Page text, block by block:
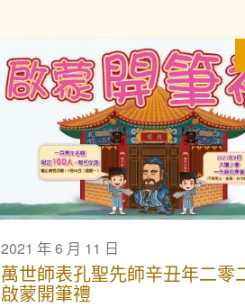
2021 年 6 月 11 日
萬世師表孔聖先師辛丑年二零
啟蒙開筆禮